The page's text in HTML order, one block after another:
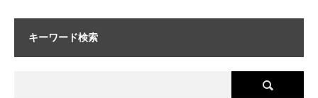
キーワード検索